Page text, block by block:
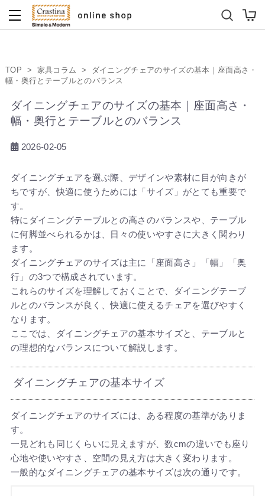
ダイニングテーブルセット
TOP > 家具コラム >
ダイニングチェアのサイズの基本｜座面高さ・
幅・奥行とテーブルとのバランス
ダイニングチェアのサイズの基本｜座面高さ・
幅・奥行とテーブルとのバランス
2026-02-05
ダイニングチェアを選ぶ際、デザインや素材に目が向きが
ちですが、快適に使うためには「サイズ」がとても重要で
す。
特にダイニングテーブルとの高さのバランスや、テーブル
に何脚並べられるかは、日々の使いやすさに大きく関わり
ます。
ダイニングチェアのサイズは主に「座面高さ」「幅」「奥
行」の3つで構成されています。
これらのサイズを理解しておくことで、ダイニングテーブ
ルとのバランスが良く、快適に使えるチェアを選びやすく
なります。
ここでは、ダイニングチェアの基本サイズと、テーブルと
の理想的なバランスについて解説します。
ダイニングチェアの基本サイズ
ダイニングチェアのサイズには、ある程度の基準がありま
す。
一見どれも同じくらいに見えますが、数cmの違いでも座り
心地や使いやすさ、空間の見え方は大きく変わります。
一般的なダイニングチェアの基本サイズは次の通りです。